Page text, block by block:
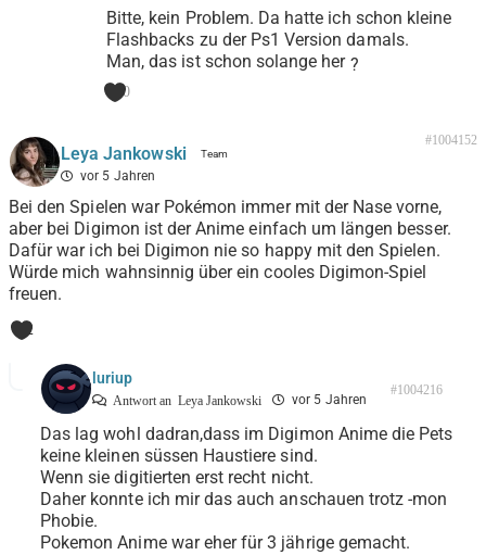
Bitte, kein Problem. Da hatte ich schon kleine
Flashbacks zu der Ps1 Version damals.
Man, das ist schon solange her ?
0
Leya Jankowski
vor 5 Jahren
#1004152
Bei den Spielen war Pokémon immer mit der Nase vorne,
aber bei Digimon ist der Anime einfach um längen besser.
Dafür war ich bei Digimon nie so happy mit den Spielen.
Würde mich wahnsinnig über ein cooles Digimon-Spiel
freuen.
2
luriup
Antwort an Leya Jankowski vor 5 Jahren
#1004216
Das lag wohl dadran,dass im Digimon Anime die Pets
keine kleinen süssen Haustiere sind.
Wenn sie digitierten erst recht nicht.
Daher konnte ich mir das auch anschauen trotz -mon
Phobie.
Pokemon Anime war eher für 3 jährige gemacht.